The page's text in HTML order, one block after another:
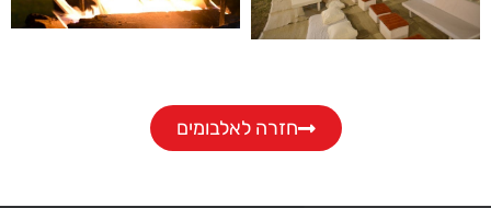
חזרה לאלבומים